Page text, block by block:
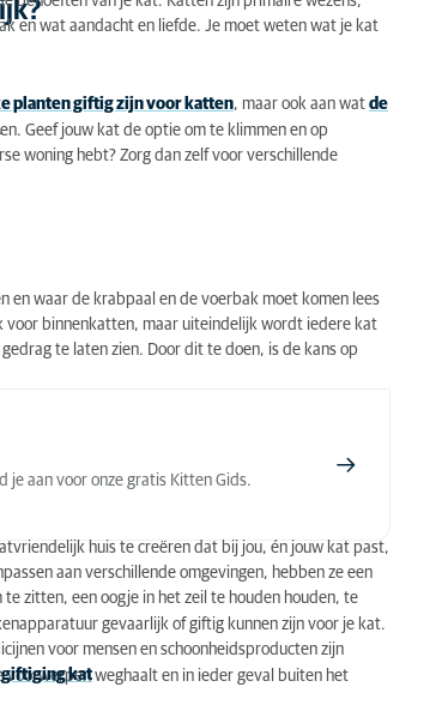
en wat aandacht en liefde. Je moet weten wat je kat
planten giftig zijn voor katten, maar ook aan wat de
Geef jouw kat de optie om te klimmen en op
woning hebt? Zorg dan zelf voor verschillende
en waar de krabpaal en de voerbak moet komen lees
voor binnenkatten, maar uiteindelijk wordt iedere kat
te laten zien. Door dit te doen, is de kans op
je aan voor onze gratis Kitten Gids.
huis te creëren dat bij jou, én jouw kat past,
aan verschillende omgevingen, hebben ze een
zitten, een oogje in het zeil te houden houden, te
gevaarlijk of giftig kunnen zijn voor je kat.
voor mensen en schoonheidsproducten zijn
katweghaalt en in ieder geval buiten het